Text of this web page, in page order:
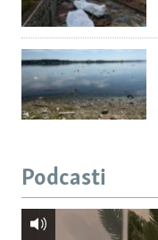
Podcasti